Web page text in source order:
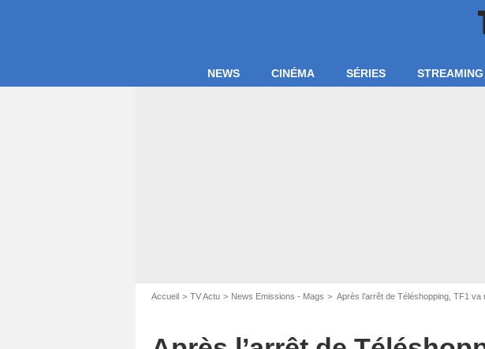
NEWS CINÉMA SÉRIES STREAMING
Accueil TV Actu News Emissions - Mags Après l’arrêt de Téléshopping, TF1